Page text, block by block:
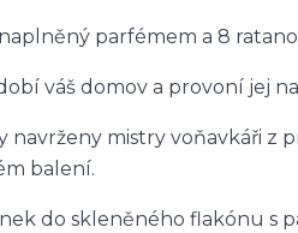
parfémem a 8
váš domov a provoní jej
mistry voňavkáři z
balení.
do skleněného flakónu s